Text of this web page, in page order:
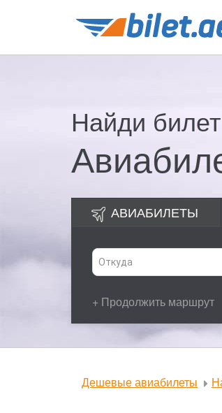
Найди
АВИАБИЛЕТЫ
+ Продолжить маршрут
Дешевые авиабилеты